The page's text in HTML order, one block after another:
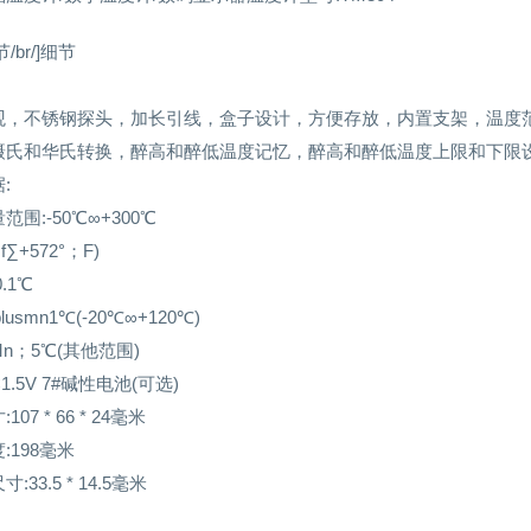
/br/]细节
，不锈钢探头，加长引线，盒子设计，方便存放，内置支架，温
氏和华氏转换，醉高和醉低温度记忆，醉高和醉低温度上限和下限
:
范围:-50℃∞+300℃
；F)
20℃∞+120℃)
；5℃(其他范围)
7#碱性电池(可选)
* 66 * 24毫米
:198毫米
:33.5 * 14.5毫米